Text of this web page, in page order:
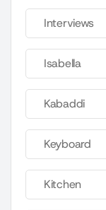
Interviews
Isabella
Kabaddi
Keyboard
Kitchen